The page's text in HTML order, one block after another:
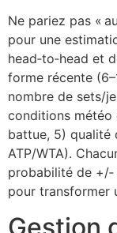
Ne pariez pas «
pour une
head‑to‑head et
forme récente
nombre de sets/
conditions météo
battue, 5) qualité
ATP/WTA).
probabilité de +/
pour transformer